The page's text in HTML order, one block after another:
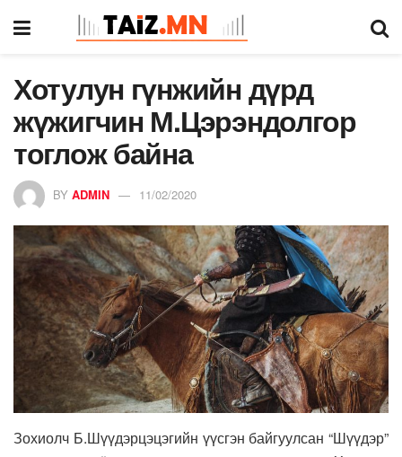
Хотулун гүнжийн дүрд
жүжигчин М.Цэрэндолгор
тоглож байна
BY ADMIN 11/02/2020
Зохиолч Б.Шүүдэрцэцэгийн үүсгэн байгуулсан “Шүүдэр”